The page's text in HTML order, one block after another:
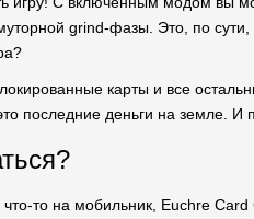
grind-фазы. Это, по
карты и все
последние деньги на земле.
то на мобильник, Euchre